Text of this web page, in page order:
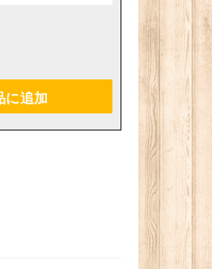
に追加